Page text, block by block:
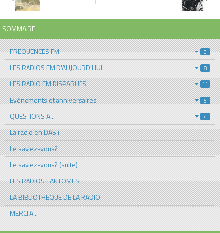
SOMMAIRE
FREQUENCES FM 6
LES RADIOS FM D'AUJOURD'HUI 8
LES RADIO FM DISPARUES 11
Evénements et anniversaires 6
QUESTIONS A... 4
La radio en DAB+
Le saviez-vous?
Le saviez-vous? (suite)
LES RADIOS FANTOMES
LA BIBLIOTHEQUE DE LA RADIO
MERCI A...